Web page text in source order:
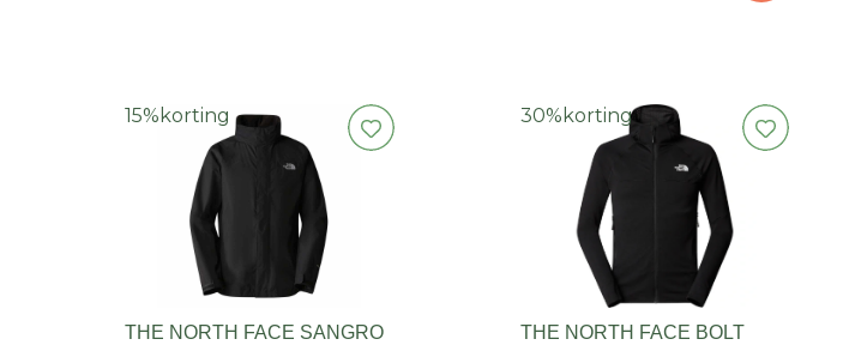
15% korting
THE NORTH FACE SANGRO
30% korting
THE NORTH FACE BOLT